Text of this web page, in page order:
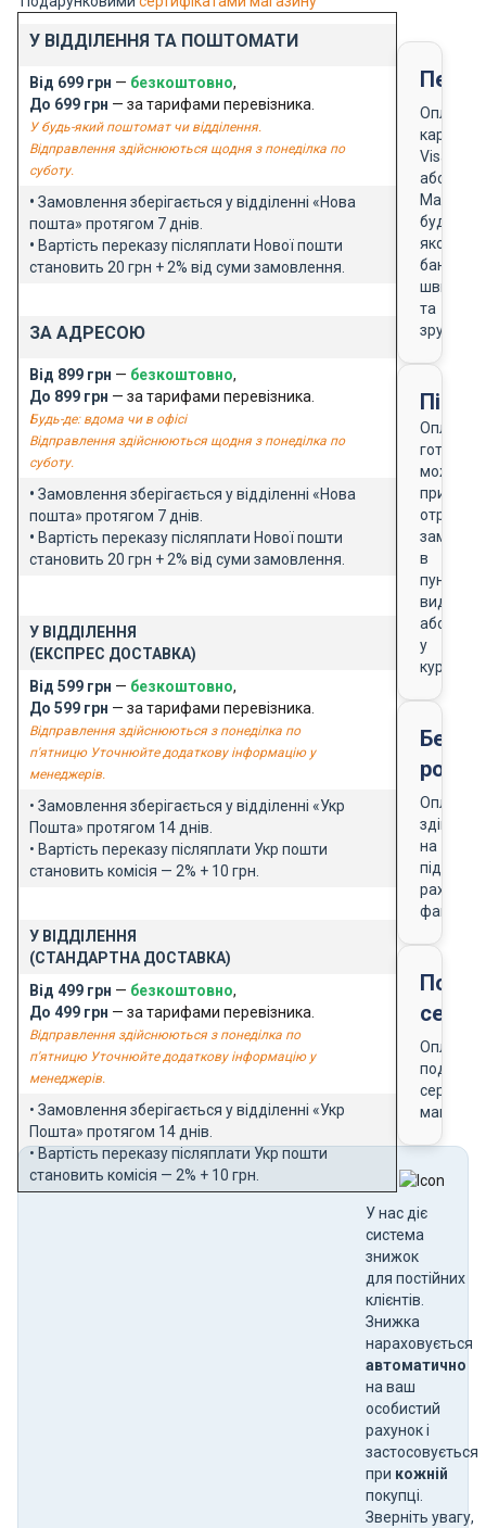
У ВІДДІЛЕННЯ ТА ПОШТОМАТИ
Від 699 грн — безкоштовно,
До 699 грн — за тарифами перевізника.
У будь-який поштомат чи відділення.
Відправлення здійснюються щодня з понеділка по
суботу.
• Замовлення зберігається у відділенні «Нова
пошта» протягом 7 днів.
• Вартість переказу післяплати Нової пошти
становить 20 грн + 2% від суми замовлення.
ЗА АДРЕСОЮ
Від 899 грн — безкоштовно,
До 899 грн — за тарифами перевізника.
Будь-де: вдома чи в офісі
Відправлення здійснюються щодня з понеділка по
суботу.
• Замовлення зберігається у відділенні «Нова
пошта» протягом 7 днів.
• Вартість переказу післяплати Нової пошти
становить 20 грн + 2% від суми замовлення.
У ВІДДІЛЕННЯ
(ЕКСПРЕС ДОСТАВКА)
Від 599 грн — безкоштовно,
До 599 грн — за тарифами перевізника.
Відправлення здійснюються з понеділка по
п'ятницю Уточнюйте додаткову інформацію у
менеджерів.
• Замовлення зберігається у відділенні «Укр
Пошта» протягом 14 днів.
• Вартість переказу післяплати Укр пошти
становить комісія — 2% + 10 грн.
У ВІДДІЛЕННЯ
(СТАНДАРТНА ДОСТАВКА)
Від 499 грн — безкоштовно,
До 499 грн — за тарифами перевізника.
Відправлення здійснюються з понеділка по
п'ятницю Уточнюйте додаткову інформацію у
менеджерів.
• Замовлення зберігається у відділенні «Укр
Пошта» протягом 14 днів.
• Вартість переказу післяплати Укр пошти
становить комісія — 2% + 10 грн.
Оплата
карткою
Visa
або
будь-
якого
банку
швидко
та
зручно
Оплата
готівкою
можлива
при
в
пункті
видачі
або
у
кур'єра
Оплата
на
підставі
рахунку-
фактури
Оплата
магазину
У нас діє
система
знижок
для постійних
клієнтів.
Знижка
нараховується
автоматично
на ваш
особистий
рахунок і
застосовується
при кожній
покупці.
Зверніть увагу,